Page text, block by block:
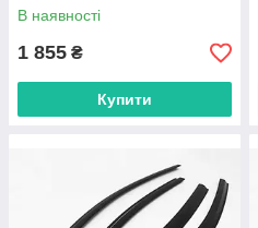
В наявності
1 855 ₴
Купити